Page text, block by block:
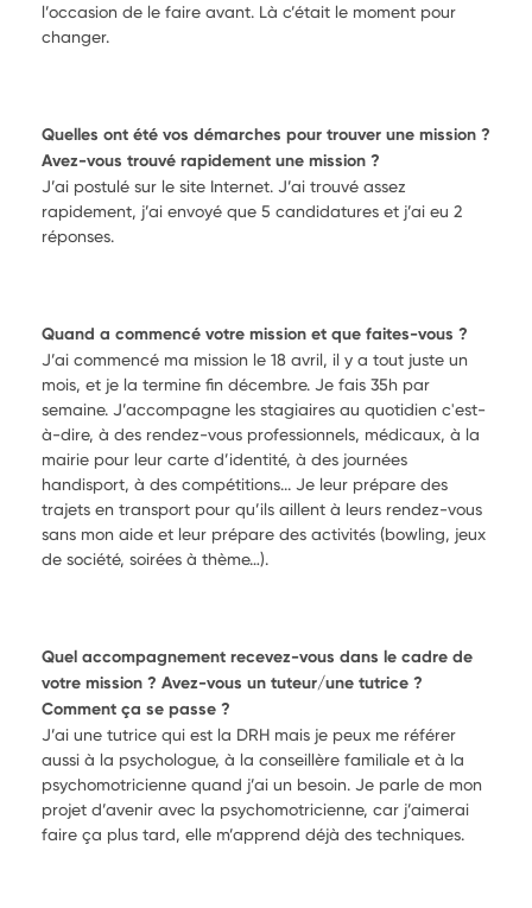
l’occasion de le faire avant. Là c’était le moment pour
changer.
Quelles ont été vos démarches pour trouver une mission ?
Avez-vous trouvé rapidement une mission ?
J’ai postulé sur le site Internet. J’ai trouvé assez
rapidement, j’ai envoyé que 5 candidatures et j’ai eu 2
réponses.
Quand a commencé votre mission et que faites-vous ?
J’ai commencé ma mission le 18 avril, il y a tout juste un
mois, et je la termine fin décembre. Je fais 35h par
semaine. J’accompagne les stagiaires au quotidien c'est-
à-dire, à des rendez-vous professionnels, médicaux, à la
mairie pour leur carte d’identité, à des journées
handisport, à des compétitions... Je leur prépare des
trajets en transport pour qu’ils aillent à leurs rendez-vous
sans mon aide et leur prépare des activités (bowling, jeux
de société, soirées à thème…).
Quel accompagnement recevez-vous dans le cadre de
votre mission ? Avez-vous un tuteur/une tutrice ?
Comment ça se passe ?
J’ai une tutrice qui est la DRH mais je peux me référer
aussi à la psychologue, à la conseillère familiale et à la
psychomotricienne quand j’ai un besoin. Je parle de mon
projet d’avenir avec la psychomotricienne, car j’aimerai
faire ça plus tard, elle m’apprend déjà des techniques.